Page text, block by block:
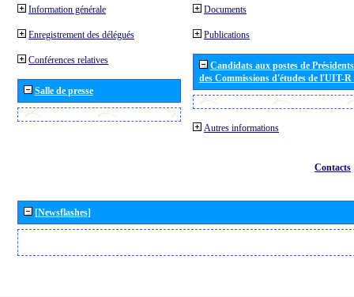
Information générale
Enregistrement des délégués
Conférences relatives
Salle de presse
Documents
Publications
Candidats aux postes de
des Commissions d'études de l'UIT-
Autres informations
Contacts
[Newsflashes]